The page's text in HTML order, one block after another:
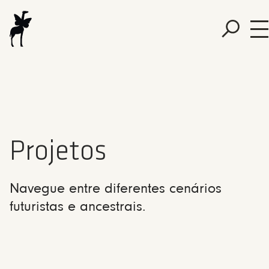
Projetos
Navegue entre diferentes cenários
futuristas e ancestrais.